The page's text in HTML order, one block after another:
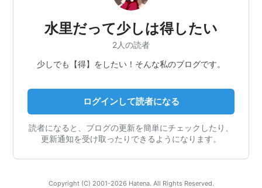
水里だって少しは得したい
2人の読者
少しでも【得】をしたい！そんな私のブログです。
ログインして読者になる
読者になると、ブログの更新を簡単にチェックしたり、
更新通知を受け取ったりできるようになります。
Copyright (C) 2001-2026 Hatena. All Rights Reserved.